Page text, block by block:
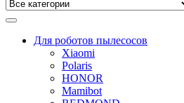
Для роботов пылесосов
Xiaomi
Polaris
HONOR
Mamibot